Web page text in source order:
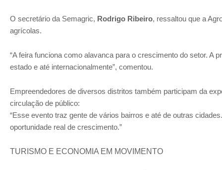
O secretário da Semagric, Rodrigo Ribeiro, ressaltou que a
agrícolas.
“A feira funciona como alavanca para o crescimento do setor. A
estado e até internacionalmente”, comentou.
Empreendedores de diversos distritos também participam da
circulação de público:
“Esse evento traz gente de vários bairros e até de outras
oportunidade real de crescimento.”
TURISMO E ECONOMIA EM MOVIMENTO